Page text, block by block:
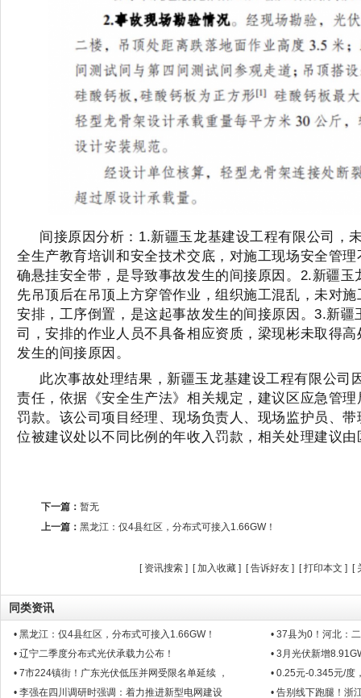
间接原因分析：1.新疆玉龙基建设工程有限公司，
全生产教育培训和安全技术交底，对施工现场安全管
确悬挂安全带，是导致事故发生的间接原因。2.新疆玉
先吊顶后在吊顶上方穿管作业，组织施工混乱，未对
安排，工序倒置，是这起事故发生的间接原因。3.新疆
司，安排的作业人员不具备相应资质，梁现彬未取得
发生的间接原因。
此次事故处理结果，新疆玉龙基建设工程有限公司
责任，依据《安全生产法》相关规定，建议区应急管
罚款。该公司项目经理、现场负责人、现场监护员、
位被建议处以不同比例的年收入罚款，相关处理建议
下一篇： 暂无
上一篇： 黑龙江：仅4县红区，分布式可接入1.66GW！
[ 资讯搜索 ] [加入收藏 ] [告诉好友 ] [打印本文 ] [
同类资讯
• 黑龙江：仅4县红区，分布式可接入1.66GW！
• 37县为0！河北：
• 辽宁二季度分布式光伏承载力公布！
• 3月光伏新增
• 7市224镇街！广东光伏低压并网受限名单延续 ，
• 0.25元-0.345元/度
• 李强在四川调研时强调：着力推进新型电网建设
• 告别线下跑腿！浙